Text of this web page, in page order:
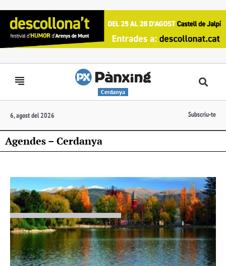
Cerdanya
6, agost del 2026 Subscriu-te
Agendes – Cerdanya